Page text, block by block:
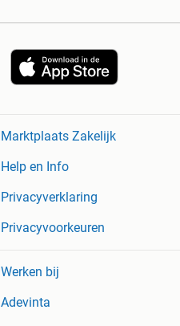
Marktplaats Zakelijk
Help en Info
Privacyverklaring
Privacyvoorkeuren
Werken bij
Adevinta